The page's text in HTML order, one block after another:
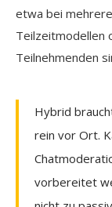
etwa bei
Teilzeitmodellen
Teilnehmenden
Hybrid
rein vor Ort.
vorbereitet